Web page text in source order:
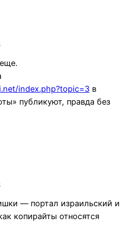
index.php?topic=3в
публикуют, правда без
— портал израильский и
копирайты относятся